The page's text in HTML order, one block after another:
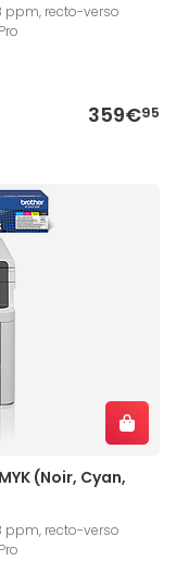
ppm, recto-verso
359€95
(Noir, Cyan,
ppm, recto-verso